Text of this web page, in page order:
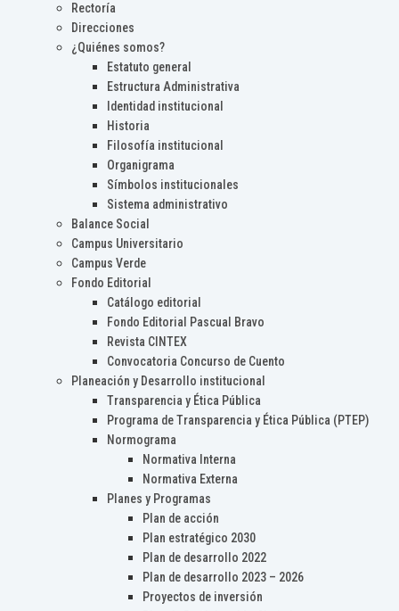
Rectoría
Direcciones
¿Quiénes somos?
Estatuto general
Estructura Administrativa
Identidad institucional
Historia
Filosofía institucional
Organigrama
Símbolos institucionales
Sistema administrativo
Balance Social
Campus Universitario
Campus Verde
Fondo Editorial
Catálogo editorial
Fondo Editorial Pascual Bravo
Revista CINTEX
Convocatoria Concurso de Cuento
Planeación y Desarrollo institucional
Transparencia y Ética Pública
Programa de Transparencia y Ética Pública (PTEP)
Normograma
Normativa Interna
Normativa Externa
Planes y Programas
Plan de acción
Plan estratégico 2030
Plan de desarrollo 2022
Plan de desarrollo 2023 – 2026
Proyectos de inversión